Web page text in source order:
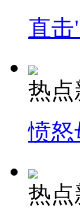
直
热点
愤怒
热点